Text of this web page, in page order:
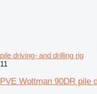
pile driving- and drilling rig
11
PVE Woltman 90DR pile